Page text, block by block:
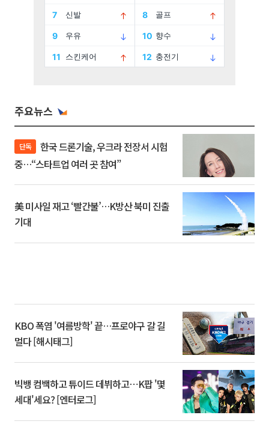
주요뉴스
단독
중…“스타트업 여러 곳 참여”
美 미사일 재고 ‘빨간불’…K방산 북미 진출
기대
KBO 폭염 '여름방학' 끝…프로야구 갈 길
멀다 [해시태그]
빅뱅 컴백하고 튜이드 데뷔하고⋯K팝 '몇
세대'세요? [엔터로그]